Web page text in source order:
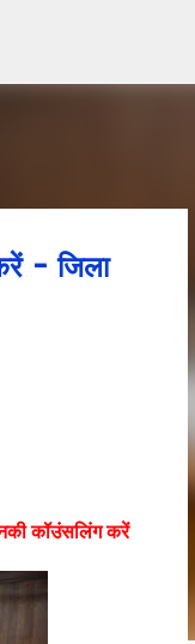
- जिला
कॉउंसलिंग करें